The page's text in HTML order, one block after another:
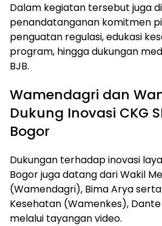
Dalam kegiatan tersebut juga
penandatanganan komitmen
penguatan regulasi, edukasi
program, hingga dukungan
BJB.
Wamendagri dan
Dukung Inovasi CKG
Bogor
Dukungan terhadap inovasi
Bogor juga datang dari Wakil
(Wamendagri), Bima Arya
Kesehatan (Wamenkes),
melalui tayangan video.